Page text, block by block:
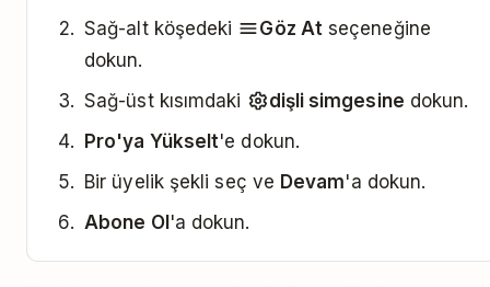
Sağ-alt köşedeki
Göz Atseçeneğine
dokun.
Sağ-üst kısımdaki
dişli simgesine dokun.
Pro'ya Yükselt'e dokun.
Bir üyelik şekli seç ve Devam'a dokun.
Abone Ol 'a dokun.